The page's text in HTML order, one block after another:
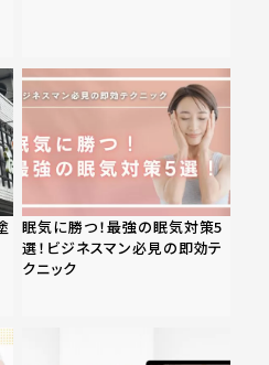
眠気に勝つ！最強の眠気対策5
選！ビジネスマン必見の即効テ
クニック